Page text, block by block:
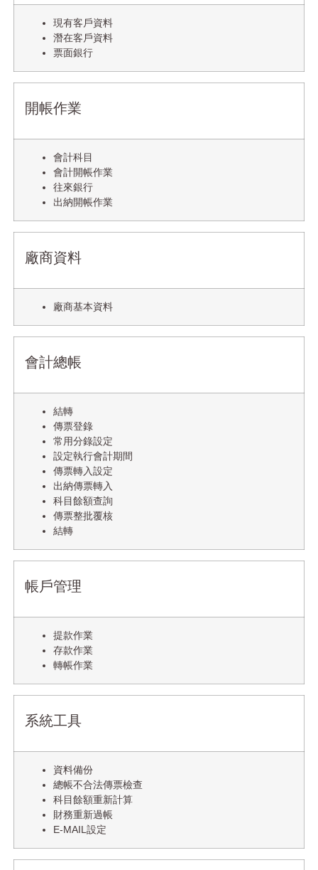
現有客戶資料
潛在客戶資料
票面銀行
開帳作業
會計科目
會計開帳作業
往來銀行
出納開帳作業
廠商資料
廠商基本資料
會計總帳
結轉
傳票登錄
常用分錄設定
設定執行會計期間
傳票轉入設定
出納傳票轉入
科目餘額查詢
傳票整批覆核
結轉
帳戶管理
提款作業
存款作業
轉帳作業
系統工具
資料備份
總帳不合法傳票檢查
科目餘額重新計算
財務重新過帳
E-MAIL設定